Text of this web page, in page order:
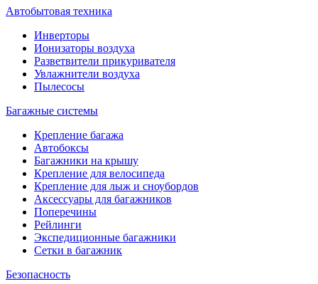
Автобытовая техника
Инверторы
Ионизаторы воздуха
Разветвители прикуривателя
Увлажнители воздуха
Пылесосы
Багажные системы
Крепление багажа
Автобоксы
Багажники на крышу
Крепление для велосипеда
Крепление для лыж и сноубордов
Аксессуары для багажников
Поперечины
Рейлинги
Экспедиционные багажники
Сетки в багажник
Безопасность